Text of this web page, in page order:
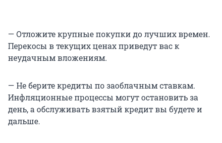
— Отложите крупные покупки до лучших времен.
Перекосы в текущих ценах приведут вас к
неудачным вложениям.
— Не берите кредиты по заоблачным ставкам.
Инфляционные процессы могут остановить за
день, а обслуживать взятый кредит вы будете и
дальше.